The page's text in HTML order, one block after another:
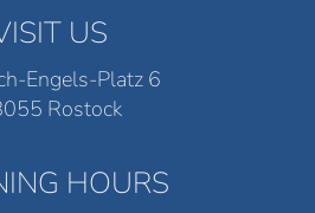
US
Engels-Platz 6
Rostock
HOURS